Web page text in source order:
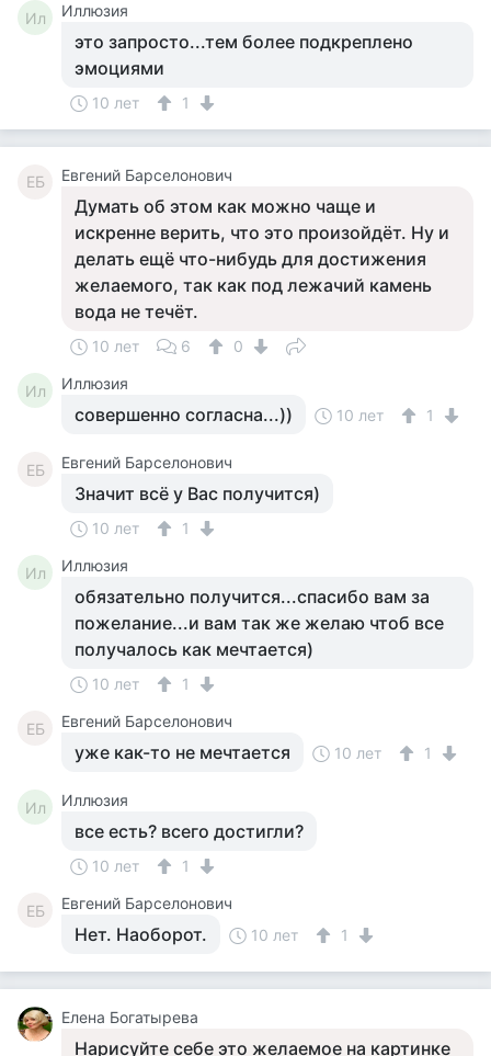
Ил Иллюзия
это запросто...тем более подкреплено
эмоциями
10 лет 1
ЕБ Евгений Барселонович
Думать об этом как можно чаще и
искренне верить, что это произойдёт. Ну и
делать ещё что-нибудь для достижения
желаемого, так как под лежачий камень
вода не течёт.
10 лет 6 0
Ил Иллюзия
совершенно согласна...)) 10 лет 1
ЕБ Евгений Барселонович
Значит всё у Вас получится)
10 лет 1
Ил Иллюзия
обязательно получится...спасибо вам за
пожелание...и вам так же желаю чтоб все
получалось как мечтается)
10 лет 1
ЕБ Евгений Барселонович
уже как-то не мечтается 10 лет 1
Ил Иллюзия
все есть? всего достигли?
10 лет 1
ЕБ Евгений Барселонович
Нет. Наоборот. 10 лет 1
Елена Богатырева
Нарисуйте себе это желаемое на картинке